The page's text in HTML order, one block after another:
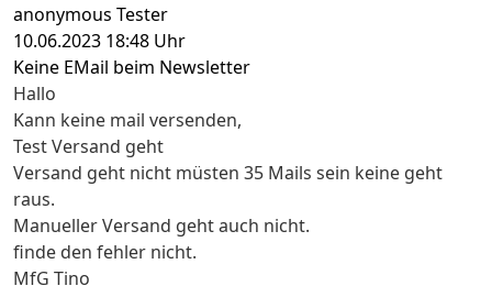
anonymous Tester
10.06.2023 18:48 Uhr
Keine EMail beim Newsletter
Hallo
Kann keine mail versenden,
Test Versand geht
Versand geht nicht müsten 35 Mails sein keine geht
raus.
Manueller Versand geht auch nicht.
finde den fehler nicht.
MfG Tino